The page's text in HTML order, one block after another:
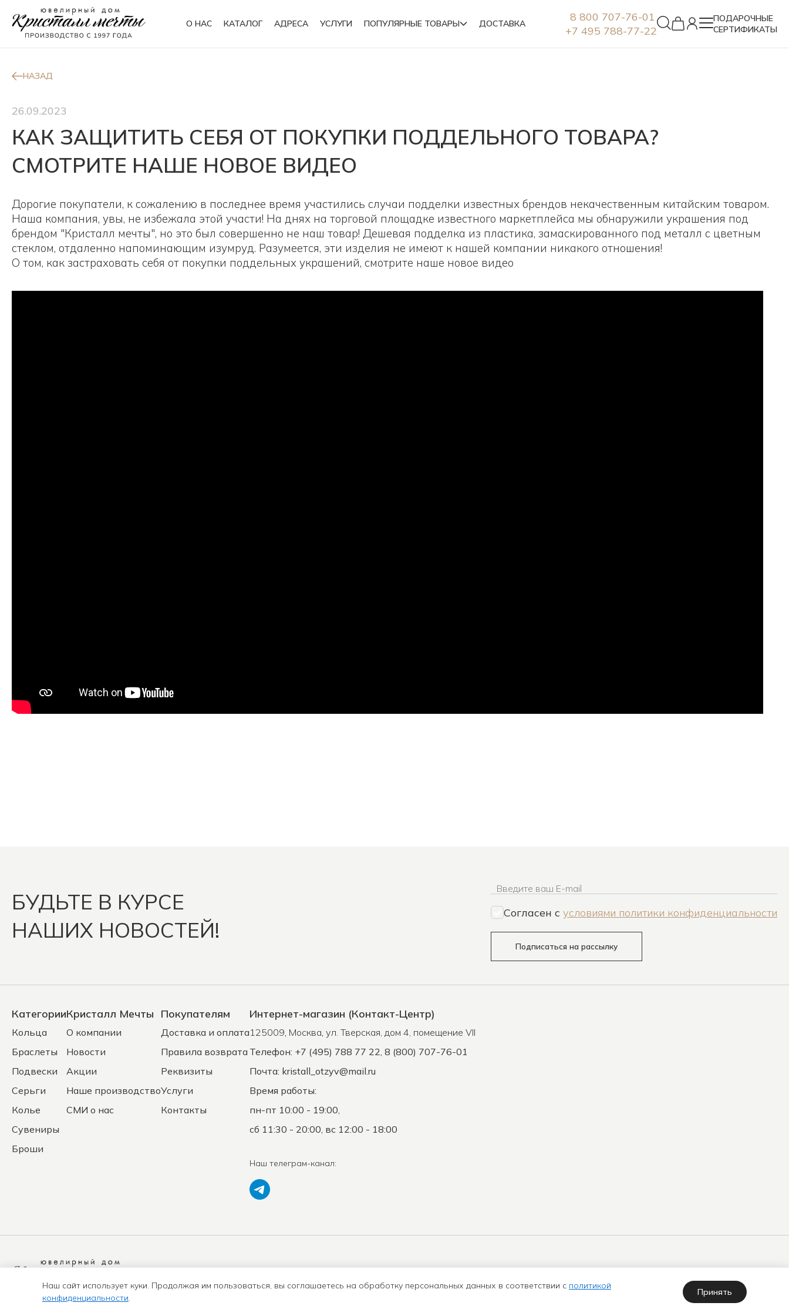
О НАС КАТАЛОГ АДРЕСА УСЛУГИ ПОПУЛЯРНЫЕ ТОВАРЫ ДОСТАВКА
8 800 707-76-01
+7 495 788-77-22
ПОДАРОЧНЫЕ
СЕРТИФИКАТЫ
Кольца
Колье Сувениры Броши
НАЗАД
26.09.2023
КАК ЗАЩИТИТЬ СЕБЯ ОТ ПОКУПКИ ПОДДЕЛЬНОГО ТОВАРА?
СМОТРИТЕ НАШЕ НОВОЕ ВИДЕО
Дорогие покупатели, к сожалению в последнее время участились случаи подделки известных брендов некачественным китайским товаром.
Наша компания, увы, не избежала этой участи! На днях на торговой площадке известного маркетплейса мы обнаружили украшения под
брендом "Кристалл мечты", но это был совершенно не наш товар! Дешевая подделка из пластика, замаскированного под металл с цветным
стеклом, отдаленно напоминающим изумруд. Разумеется, эти изделия не имеют к нашей компании никакого отношения!
О том, как застраховать себя от покупки поддельных украшений, смотрите наше новое видео
БУДЬТЕ В КУРСЕ
НАШИХ НОВОСТЕЙ!
Введите ваш E-mail
Согласен c условиями политики конфиденциальности
Подписаться на рассылку
Категории
Кольца
Браслеты
Подвески
Серьги
Колье
Сувениры
Броши
Кристалл Мечты
О компании
Новости
Акции
Наше производство
СМИ о нас
Покупателям
Доставка и оплата
Правила возврата
Реквизиты
Услуги
Контакты
Интернет-магазин (Контакт-Центр)
125009, Москва, ул. Тверская, дом 4, помещение VII
Телефон: +7 (495) 788 77 22, 8 (800) 707-76-01
Почта: kristall_otzyv@mail.ru
Время работы:
пн-пт 10:00 - 19:00,
сб 11:30 - 20:00, вс 12:00 - 18:00
Наш телеграм-канал:
Политика
конфиденциальности
Положение о защите
Карта
Политика использования куки-
файлов
Наш сайт использует куки. Продолжая им пользоваться, вы соглашаетесь на обработку персональных данных в соответствии с политикой
конфиденциальности.
Принять